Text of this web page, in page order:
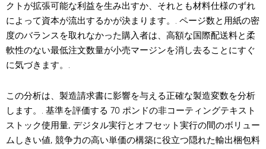
クトが拡張可能な利益を生み出すか、それとも材料仕様のずれ
によって資本が流出するかが決まります。. ページ数と用紙の密
度のバランスを取れなかった購入者は、高額な国際配送料と柔
軟性のない最低注文数量が小売マージンを消し去ることにすぐ
に気づきます。.
この分析は、製造請求書に影響を与える正確な製造変数を分析
します。. 基準を評価する 70 ポンドの非コーティングテキスト
ストック使用量, デジタル実行とオフセット実行の間のボリュー
ムしきい値, 競争力の高い単価の構築に役立つ隠れた輸出梱包料